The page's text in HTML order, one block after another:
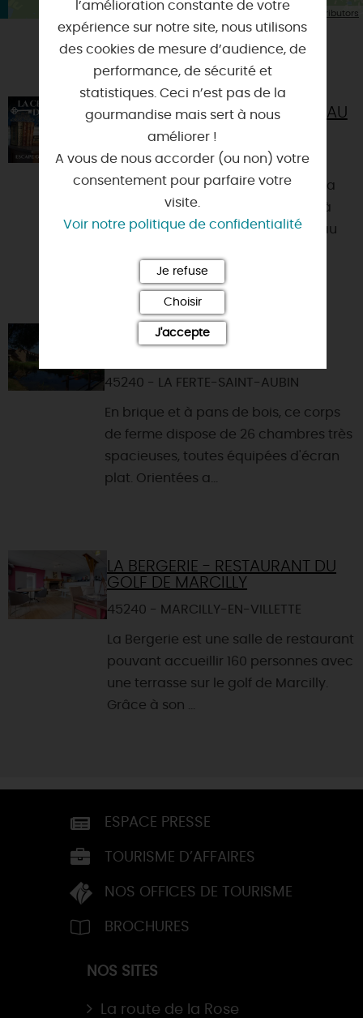
| Map data © OpenStreetMap contributors
VOUS AIMEREZ AUSSI
LES ESCAPE GAMES DU CHÂTEAU
DE LA FERTÉ-SAINT-AUBIN
45240 - LA FERTE-SAINT-AUBIN
Le château de la Ferté Saint Aubin a
été le premier château en France à
lancer un escape game au château
THE ORIGINALS L'ORÉE DES
45240 - LA FERTE-SAINT-AUBIN
En brique et à pans de bois, ce corps
de ferme dispose de 26 chambres très
spacieuses, toutes équipées d'écran
plat. Orientées a...
LA BERGERIE - RESTAURANT DU
GOLF DE MARCILLY
45240 - MARCILLY-EN-VILLETTE
La Bergerie est une salle de restaurant
pouvant accueillir 160 personnes avec
une terrasse sur le golf de Marcilly.
Grâce à son ...
ESPACE PRESSE
TOURISME D’AFFAIRES
NOS OFFICES DE TOURISME
BROCHURES
NOS SITES
La route de la Rose
l’amélioration constante de votre
expérience sur notre site, nous utilisons
des cookies de mesure d’audience, de
performance, de sécurité et
statistiques. Ceci n’est pas de la
gourmandise mais sert à nous
améliorer !
A vous de nous accorder (ou non) votre
consentement pour parfaire votre
visite.
Voir notre politique de confidentialité
Je refuse
Choisir
J'accepte